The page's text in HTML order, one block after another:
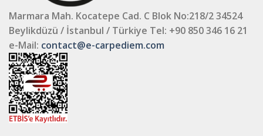
Marmara Mah. Kocatepe Cad. C Blok No:218/2 34524
Beylikdüzü / İstanbul / Türkiye Tel: +90 850 346 16 21
e-Mail: contact@e-carpediem.com